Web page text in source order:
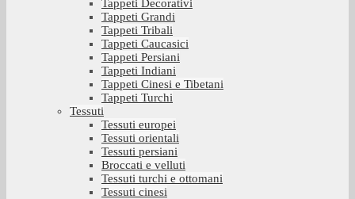
Tappeti Decorativi
Tappeti Grandi
Tappeti Tribali
Tappeti Caucasici
Tappeti Persiani
Tappeti Indiani
Tappeti Cinesi e Tibetani
Tappeti Turchi
Tessuti
Tessuti europei
Tessuti orientali
Tessuti persiani
Broccati e velluti
Tessuti turchi e ottomani
Tessuti cinesi